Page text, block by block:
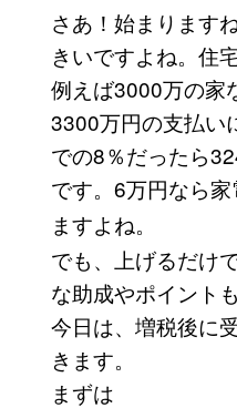
さあ！始まります
きいですよね。住
例えば3000万の家
3300万円の支払い
での8％だったら
です。6万円なら
ますよね。
でも、上げるだけ
な助成やポイント
今日は、増税後に
きます。
まずは